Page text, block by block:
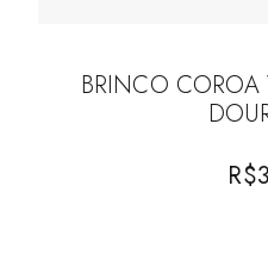
BRINCO
R$